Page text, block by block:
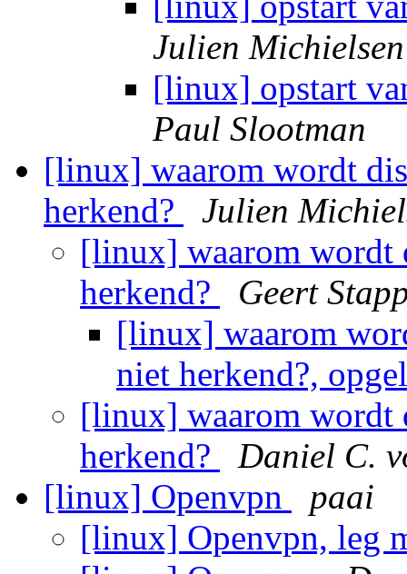
Julien Michielsen
[linux] opstart
Paul Slootman
[linux] waarom wordt
herkend?
Julien
[linux] waarom wordt
herkend?
Geert
[linux] waarom
niet herkend?,
[linux] waarom wordt
herkend?
Daniel C.
[linux] Openvpn
paai
[linux] Openvpn, leg